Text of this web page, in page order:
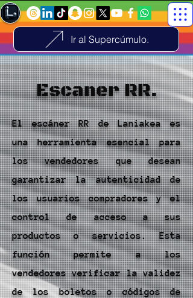
Ir al Supercúmulo.
Escaner RR.
El escáner RR de Laniakea es
una herramienta esencial para
los vendedores que desean
garantizar la autenticidad de
los usuarios compradores y el
control de acceso a sus
productos o servicios. Esta
función permite a los
vendedores verificar la validez
de los boletos o códigos de